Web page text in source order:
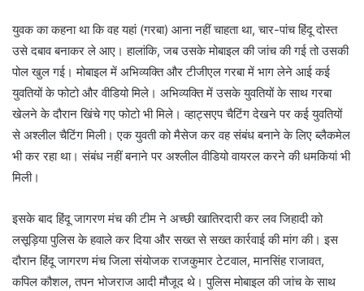
युवक का कहना था कि वह यहां (गरबा) आना नहीं चाहता था, चार-पांच हिंदू दोस्त
उसे दबाव बनाकर ले आए। हालांकि, जब उसके मोबाइल की जांच की गई तो उसकी
पोल खुल गई। मोबाइल में अभिव्यक्ति और टीजीएल गरबा में भाग लेने आई कई
युवतियों के फोटो और वीडियो मिले। अभिव्यक्ति में उसके युवतियों के साथ गरबा
खेलने के दौरान खिंचे गए फोटो भी मिले। व्हाट्सएप चैटिंग देखने पर कई युवतियों
से अश्लील चैटिंग मिली। एक युवती को मैसेज कर वह संबंध बनाने के लिए ब्लैकमेल
भी कर रहा था। संबंध नहीं बनाने पर अश्लील वीडियो वायरल करने की धमकियां भी
मिली।
इसके बाद हिंदू जागरण मंच की टीम ने अच्छी खातिरदारी कर लव जिहादी को
लसूड़िया पुलिस के हवाले कर दिया और सख्त से सख्त कार्रवाई की मांग की। इस
दौरान हिंदू जागरण मंच जिला संयोजक राजकुमार टेटवाल, मानसिंह राजावत,
कपिल कौशल, तपन भोजराज आदी मौजूद थे। पुलिस मोबाइल की जांच के साथ